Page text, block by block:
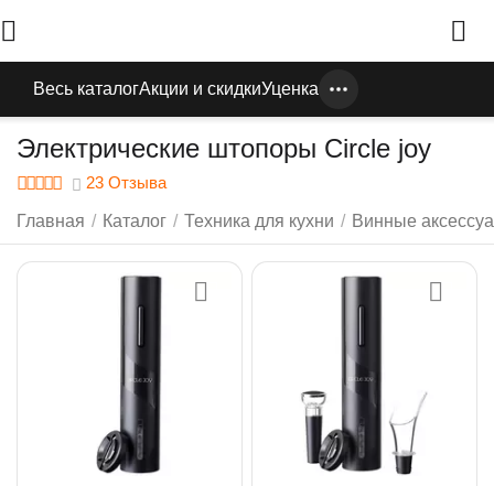
Весь каталогАкции и скидкиУценка
Электрические штопоры Circle joy
23 Отзыва
Главная / Каталог / Техника для кухни / Винные